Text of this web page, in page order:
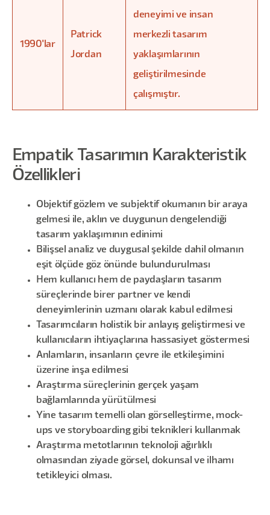
1990'lar
Patrick
Jordan
deneyimi ve insan
merkezli tasarım
yaklaşımlarının
geliştirilmesinde
çalışmıştır.
Empatik Tasarımın Karakteristik
Özellikleri
Objektif gözlem ve subjektif okumanın bir araya
gelmesi ile, aklın ve duygunun dengelendiği
tasarım yaklaşımının edinimi
Bilişsel analiz ve duygusal şekilde dahil olmanın
eşit ölçüde göz önünde bulundurulması
Hem kullanıcı hem de paydaşların tasarım
süreçlerinde birer partner ve kendi
deneyimlerinin uzmanı olarak kabul edilmesi
Tasarımcıların holistik bir anlayış geliştirmesi ve
kullanıcıların ihtiyaçlarına hassasiyet göstermesi
Anlamların, insanların çevre ile etkileşimini
üzerine inşa edilmesi
Araştırma süreçlerinin gerçek yaşam
bağlamlarında yürütülmesi
Yine tasarım temelli olan görselleştirme, mock-
ups ve storyboarding gibi teknikleri kullanmak
Araştırma metotlarının teknoloji ağırlıklı
olmasından ziyade görsel, dokunsal ve ilhamı
tetikleyici olması.